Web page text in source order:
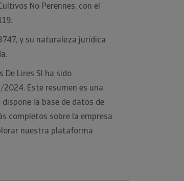
No Perennes, con el
y su naturaleza jurídica
De Lires Sl ha sido
Este resumen es una
la base de datos de
completos sobre la empresa
nuestra plataforma